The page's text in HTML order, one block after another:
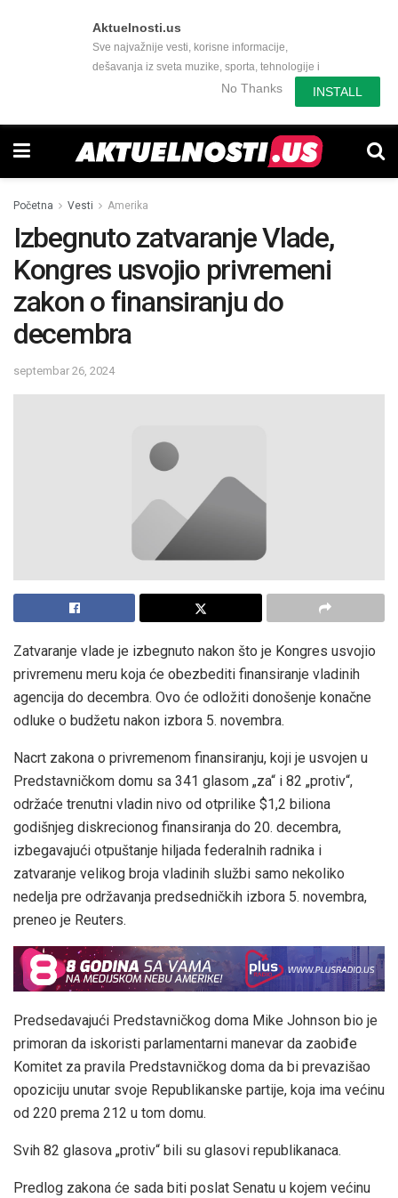
Aktuelnosti.us
Sve najvažnije vesti, korisne informacije,
dešavanja iz sveta muzike, sporta, tehnologije i
još mnogo toga zanimljivog.No Thanks INSTALL
Početna Vesti Amerika
Izbegnuto zatvaranje Vlade,
Kongres usvojio privremeni
zakon o finansiranju do
decembra
septembar 26, 2024
Zatvaranje vlade je izbegnuto nakon što je Kongres usvojio
privremenu meru koja će obezbediti finansiranje vladinih
agencija do decembra. Ovo će odložiti donošenje konačne
odluke o budžetu nakon izbora 5. novembra.
Nacrt zakona o privremenom finansiranju, koji je usvojen u
Predstavničkom domu sa 341 glasom „za“ i 82 „protiv“,
održaće trenutni vladin nivo od otprilike $1,2 biliona
godišnjeg diskrecionog finansiranja do 20. decembra,
izbegavajući otpuštanje hiljada federalnih radnika i
zatvaranje velikog broja vladinih službi samo nekoliko
nedelja pre održavanja predsedničkih izbora 5. novembra,
preneo je Reuters.
Predsedavajući Predstavničkog doma Mike Johnson bio je
primoran da iskoristi parlamentarni manevar da zaobiđe
Komitet za pravila Predstavničkog doma da bi prevazišao
opoziciju unutar svoje Republikanske partije, koja ima većinu
od 220 prema 212 u tom domu.
Svih 82 glasova „protiv“ bili su glasovi republikanaca.
Predlog zakona će sada biti poslat Senatu u kojem većinu